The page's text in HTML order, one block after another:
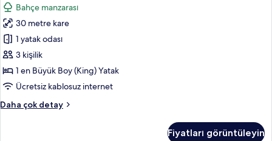
Okyanusa
Sıfır
hakkında
daha
fazla
detay
En
Büyük
(King)
Boy
Yatak
tüm
Bahçe manzarası
30 metre kare
1 yatak odası
3 kişilik
1 en Büyük Boy (King) Yatak
Ücretsiz kablosuz internet
Daha çok detay
Standard
Fiyatları görüntüleyin